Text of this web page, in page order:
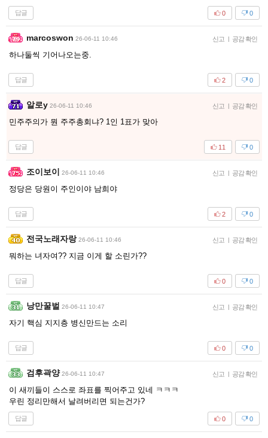
답글 0
0
marcoswon 26-06-11 10:46 신고 공감 확인
하나둘씩 기어나오는중.
답글 0
2
알로y 26-06-11 10:46 신고 공감 확인
민주주의가 뭔 주주총회냐? 1인 1표가 맞아
답글 0
11
조이보이 26-06-11 10:46 신고 공감 확인
정당은 당원이 주인이야 남희야
답글 0
2
전국노래자랑 26-06-11 10:46 신고 공감 확인
뭐하는 녀자여?? 지금 이게 할 소린가??
답글 0
0
낭만꿀벌 26-06-11 10:47 신고 공감 확인
자기 핵심 지지층 병신만드는 소리
답글 0
0
검후곽양 26-06-11 10:47 신고 공감 확인
이 새끼들이 스스로 좌표를 찍어주고 있네 ㅋㅋㅋ
우린 정리만해서 날려버리면 되는건가?
답글 0
0